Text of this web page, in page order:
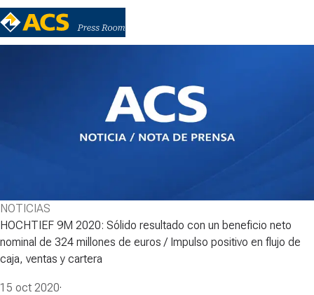
NOTICIAS
HOCHTIEF 9M 2020: Sólido resultado con un beneficio neto
nominal de 324 millones de euros / Impulso positivo en flujo de
caja, ventas y cartera
15 oct 2020·